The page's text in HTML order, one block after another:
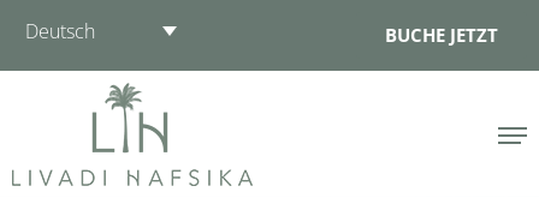
Inhalt
springen
Deutsch BUCHE JETZT